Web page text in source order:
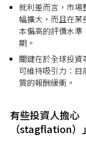
就利差而言，市
幅擴大，而且在
本偏高的評價水準
期。
關鍵在於全球投
可維持吸引力：目
質的報酬緩衝。
有些投資人擔心
（stagflation）